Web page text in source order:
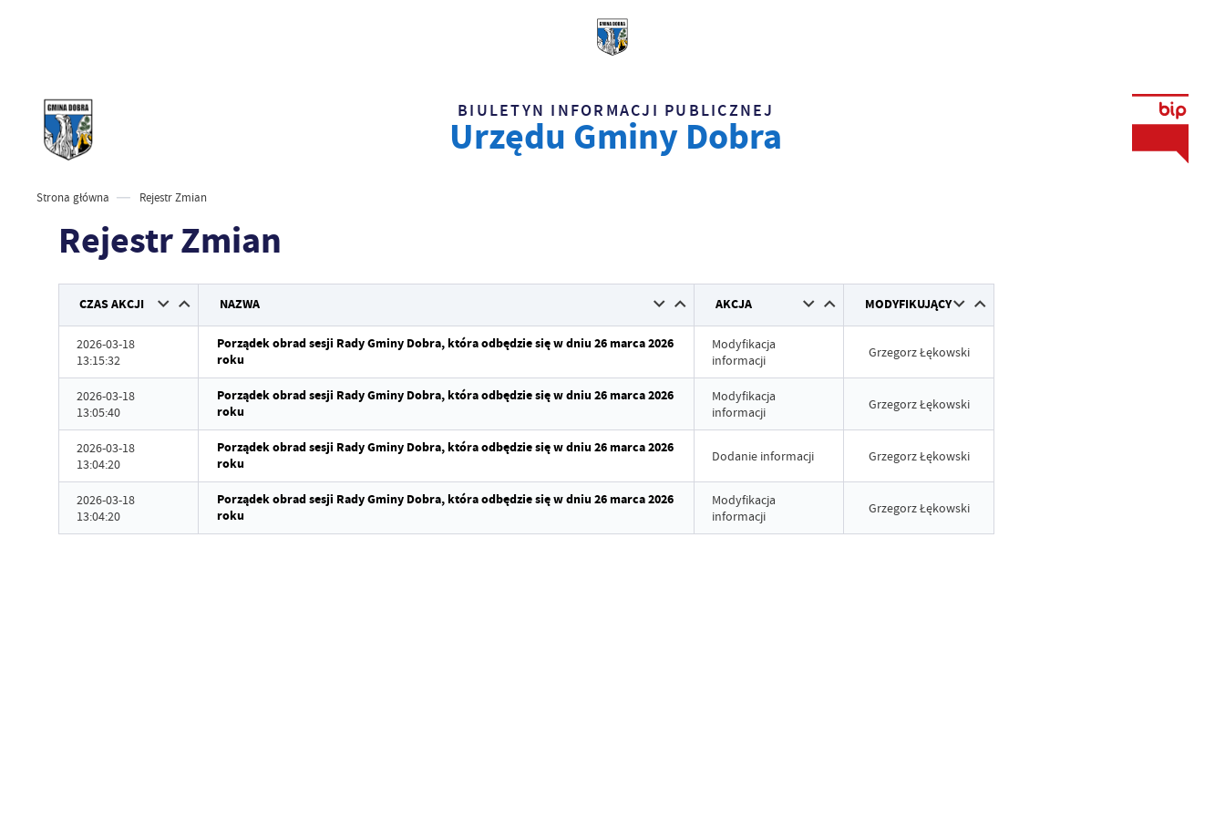
BIULETYN INFORMACJI PUBLICZNEJ
Urzędu Gminy Dobra
Strona główna Rejestr Zmian
Rejestr Zmian
CZAS AKCJI NAZWA AKCJA MODYFIKUJĄCY
2026-03-18
13:15:32
Porządek obrad sesji Rady Gminy Dobra, która odbędzie się w dniu 26 marca 2026
roku
Modyfikacja
informacji
Grzegorz Łękowski
2026-03-18
13:05:40
Porządek obrad sesji Rady Gminy Dobra, która odbędzie się w dniu 26 marca 2026
roku
Modyfikacja
informacji
Grzegorz Łękowski
2026-03-18
13:04:20
Porządek obrad sesji Rady Gminy Dobra, która odbędzie się w dniu 26 marca 2026
roku
Dodanie informacji Grzegorz Łękowski
2026-03-18
13:04:20
Porządek obrad sesji Rady Gminy Dobra, która odbędzie się w dniu 26 marca 2026
roku
Modyfikacja
informacji
Grzegorz Łękowski